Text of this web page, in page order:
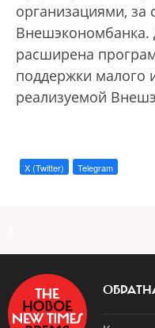
организациями, за
Внешэкономбанка.
расширена
поддержки малого
реализуемой
X (Twitter) Telegram